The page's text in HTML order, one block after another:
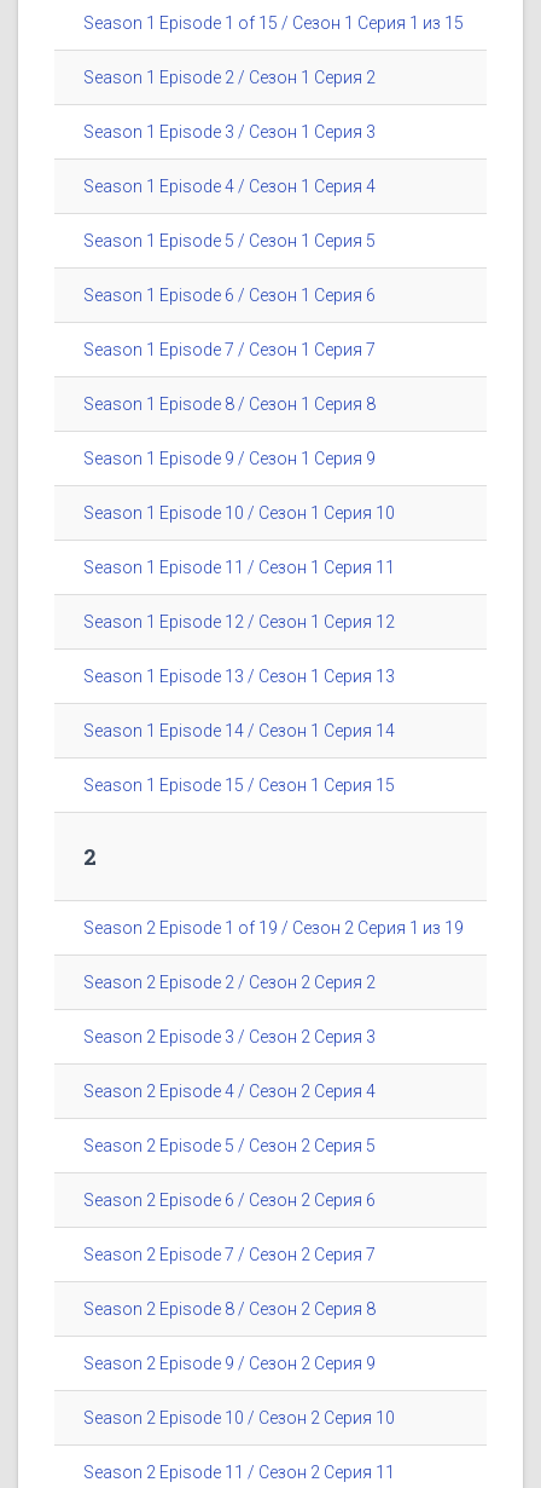
Season 1 Episode 1 of 15 / Сезон 1 Серия 1 из 15
Season 1 Episode 2 / Сезон 1 Серия 2
Season 1 Episode 3 / Сезон 1 Серия 3
Season 1 Episode 4 / Сезон 1 Серия 4
Season 1 Episode 5 / Сезон 1 Серия 5
Season 1 Episode 6 / Сезон 1 Серия 6
Season 1 Episode 7 / Сезон 1 Серия 7
Season 1 Episode 8 / Сезон 1 Серия 8
Season 1 Episode 9 / Сезон 1 Серия 9
Season 1 Episode 10 / Сезон 1 Серия 10
Season 1 Episode 11 / Сезон 1 Серия 11
Season 1 Episode 12 / Сезон 1 Серия 12
Season 1 Episode 13 / Сезон 1 Серия 13
Season 1 Episode 14 / Сезон 1 Серия 14
Season 1 Episode 15 / Сезон 1 Серия 15
2
Season 2 Episode 1 of 19 / Сезон 2 Серия 1 из 19
Season 2 Episode 2 / Сезон 2 Серия 2
Season 2 Episode 3 / Сезон 2 Серия 3
Season 2 Episode 4 / Сезон 2 Серия 4
Season 2 Episode 5 / Сезон 2 Серия 5
Season 2 Episode 6 / Сезон 2 Серия 6
Season 2 Episode 7 / Сезон 2 Серия 7
Season 2 Episode 8 / Сезон 2 Серия 8
Season 2 Episode 9 / Сезон 2 Серия 9
Season 2 Episode 10 / Сезон 2 Серия 10
Season 2 Episode 11 / Сезон 2 Серия 11